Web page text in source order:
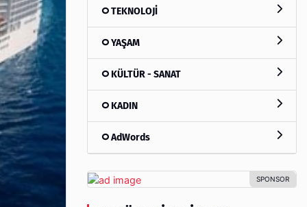
TEKNOLOJİ
YAŞAM
KÜLTÜR - SANAT
KADIN
AdWords